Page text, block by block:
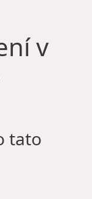
v
tato